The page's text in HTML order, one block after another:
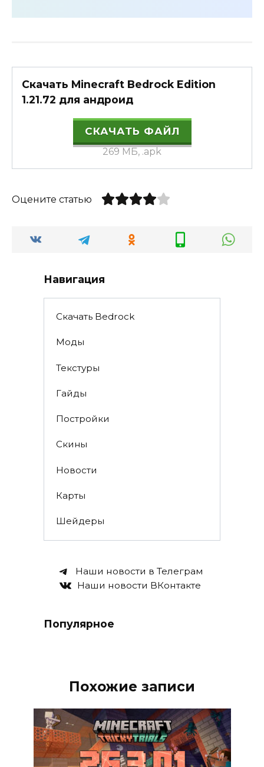
Скачать Minecraft Bedrock Edition
1.21.72 для андроид
СКАЧАТЬ ФАЙЛ
269 МБ, .apk
Оцените статью
Навигация
Скачать Bedrock
Моды
Текстуры
Гайды
Постройки
Скины
Новости
Карты
Шейдеры
Наши новости в Телеграм
Наши новости ВКонтакте
Популярное
Похожие записи